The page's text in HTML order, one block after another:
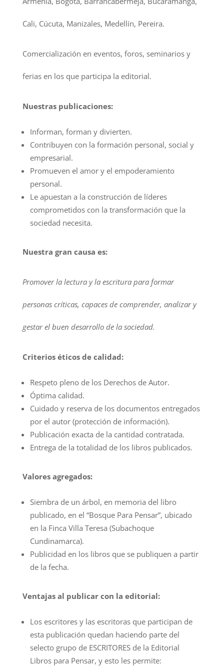
Cali, Cúcuta, Manizales, Medellín, Pereira.
Comercialización en eventos, foros, seminarios y
ferias en los que participa la editorial.
Nuestras publicaciones:
Informan, forman y divierten.
Contribuyen con la formación personal, social y
empresarial.
Promueven el amor y el empoderamiento
personal.
Le apuestan a la construcción de líderes
comprometidos con la transformación que la
sociedad necesita.
Nuestra gran causa es:
Promover la lectura y la escritura para formar
personas críticas, capaces de comprender, analizar y
gestar el buen desarrollo de la sociedad.
Criterios éticos de calidad:
Respeto pleno de los Derechos de Autor.
Óptima calidad.
Cuidado y reserva de los documentos entregados
por el autor (protección de información).
Publicación exacta de la cantidad contratada.
Entrega de la totalidad de los libros publicados.
Valores agregados:
Siembra de un árbol, en memoria del libro
publicado, en el “Bosque Para Pensar”, ubicado
en la Finca Villa Teresa (Subachoque
Cundinamarca).
Publicidad en los libros que se publiquen a partir
de la fecha.
Ventajas al publicar con la editorial:
Los escritores y las escritoras que participan de
esta publicación quedan haciendo parte del
selecto grupo de ESCRITORES de la Editorial
Libros para Pensar, y esto les permite: